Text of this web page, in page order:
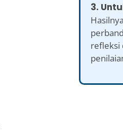
3.
refleksi